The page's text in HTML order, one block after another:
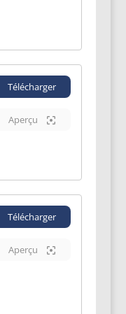
Télécharger
Aperçu
Télécharger
Aperçu